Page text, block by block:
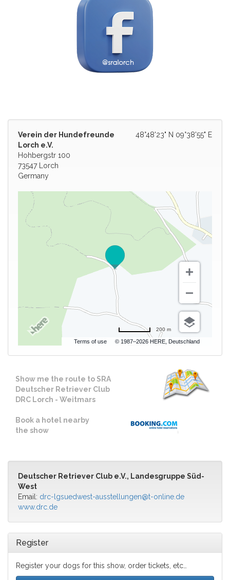
48°48'23" N 09°38'55" E
Verein der Hundefreunde
Lorch e.V.
Hohbergstr 100
73547 Lorch
Germany
Terms of use © 1987–2026 HERE, Deutschland
200 m
Show me the route to SRA
Deutscher Retriever Club
DRC Lorch - Weitmars
Book a hotel nearby
the show
Deutscher Retriever Club e.V., Landesgruppe Süd-
West
Email: drc-lgsuedwest-ausstellungen@t-online.de
www.drc.de
Register
Register your dogs for this show, order tickets, etc…